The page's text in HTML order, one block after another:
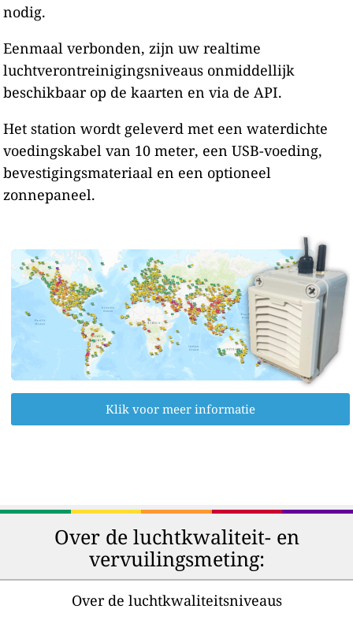
nodig.
Eenmaal verbonden, zijn uw realtime
luchtverontreinigingsniveaus onmiddellijk
beschikbaar op de kaarten en via de API.
Het station wordt geleverd met een waterdichte
voedingskabel van 10 meter, een USB-voeding,
bevestigingsmateriaal en een optioneel
zonnepaneel.
Klik voor meer informatie
Over de luchtkwaliteit- en
vervuilingsmeting:
Over de luchtkwaliteitsniveaus